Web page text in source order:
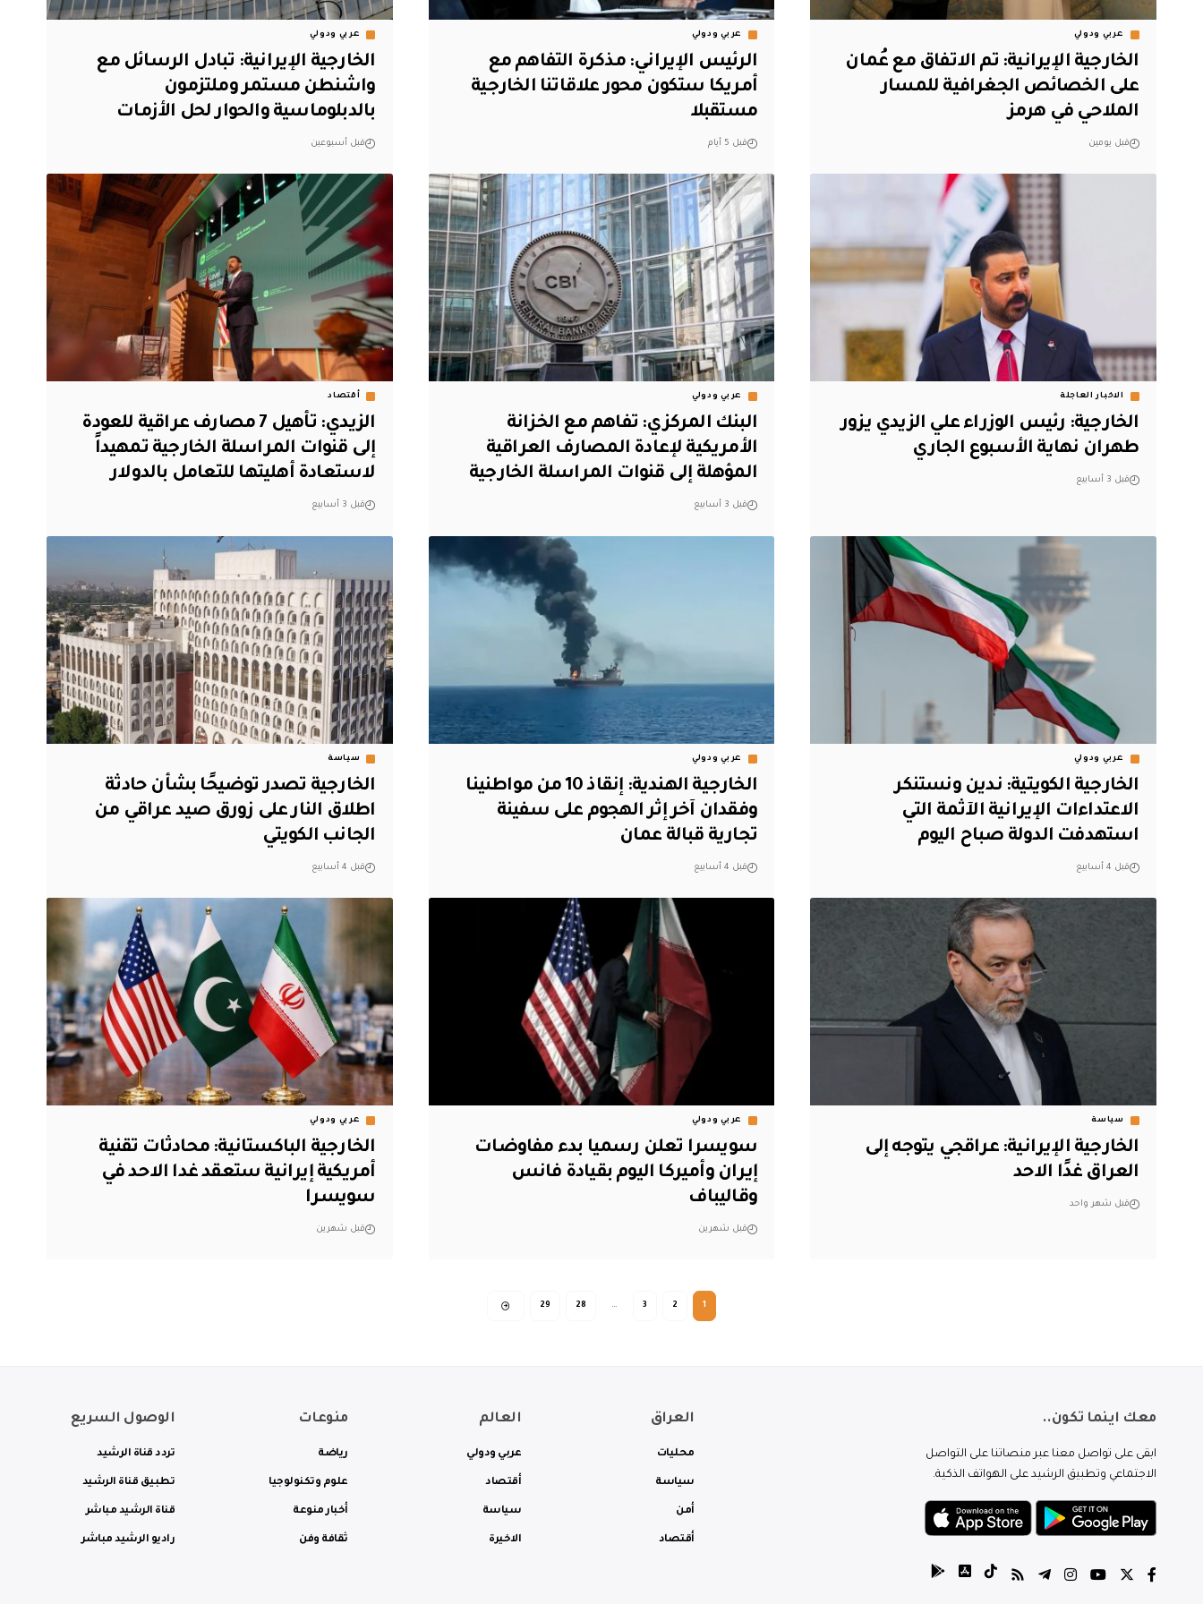
عربي ودولي
‏الخارجية الإيرانية: تم الاتفاق مع عُمان
على الخصائص الجغرافية للمسار
الملاحي في هرمز
قبل يومين
عربي ودولي
الرئيس الإيراني: مذكرة التفاهم مع
أمريكا ستكون محور علاقاتنا الخارجية
مستقبلا
قبل 5 أيام
عربي ودولي
‏الخارجية الإيرانية: تبادل الرسائل مع
واشنطن مستمر وملتزمون
بالدبلوماسية والحوار لحل الأزمات
قبل أسبوعين
الاخبار العاجلة
الخارجية: رئيس الوزراء علي الزيدي يزور
طهران نهاية الأسبوع الجاري
قبل 3 أسابيع
عربي ودولي
البنك المركزي: تفاهم مع الخزانة
الأمريكية لإعادة المصارف العراقية
المؤهلة إلى قنوات المراسلة الخارجية
قبل 3 أسابيع
أقتصاد
الزيدي: تأهيل 7 مصارف عراقية للعودة
إلى قنوات المراسلة الخارجية تمهيداً
لاستعادة أهليتها للتعامل بالدولار
قبل 3 أسابيع
عربي ودولي
‏الخارجية الكويتية: ندين ونستنكر
الاعتداءات الإيرانية الآثمة التي
استهدفت الدولة صباح اليوم
قبل 4 أسابيع
عربي ودولي
‏الخارجية الهندية: إنقاذ 10 من مواطنينا
وفقدان آخر إثر الهجوم على سفينة
تجارية قبالة عمان
قبل 4 أسابيع
سياسة
الخارجية تصدر توضيحًا بشأن حادثة
اطلاق النار على زورق صيد عراقي من
الجانب الكويتي
قبل 4 أسابيع
سياسة
‏الخارجية الإيرانية: عراقجي يتوجه إلى
العراق غدًا الاحد
قبل شهر واحد
عربي ودولي
‏سويسرا تعلن رسميا بدء مفاوضات
إيران وأميركا اليوم بقيادة فانس
وقاليباف
قبل شهرين
عربي ودولي
الخارجية الباكستانية: محادثات تقنية
أمريكية إيرانية ستعقد غدا الاحد في
سويسرا
قبل شهرين
1
2
3
…
28
29
معك اينما تكون..
ابقى على تواصل معنا عبر منصاتنا على التواصل
الاجتماعي وتطبيق الرشيد على الهواتف الذكية.
العراق
محليات
سياسة
أمن
أقتصاد
العالم
عربي ودولي
أقتصاد
سياسة
الاخيرة
منوعات
رياضة
علوم وتكنولوجيا
أخبار منوعة
ثقافة وفن
الوصول السريع
تردد قناة الرشيد
تطبيق قناة الرشيد
قناة الرشيد مباشر
راديو الرشيد مباشر